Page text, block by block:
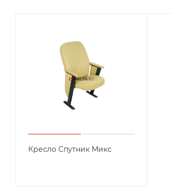
Кресло Спутник Микс